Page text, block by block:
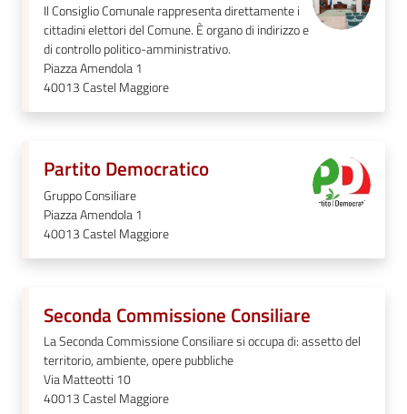
Il Consiglio Comunale rappresenta direttamente i
cittadini elettori del Comune. È organo di indirizzo e
di controllo politico-amministrativo.
Piazza Amendola 1
40013Castel Maggiore
Partito Democratico
Gruppo Consiliare
Piazza Amendola 1
40013Castel Maggiore
Seconda Commissione Consiliare
La Seconda Commissione Consiliare si occupa di: assetto del
territorio, ambiente, opere pubbliche
Via Matteotti 10
40013Castel Maggiore